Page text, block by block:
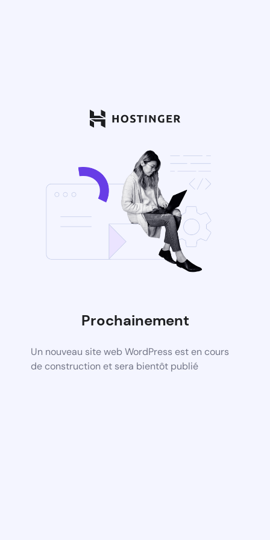
Prochainement
Un nouveau site web WordPress est en cours
de construction et sera bientôt publié